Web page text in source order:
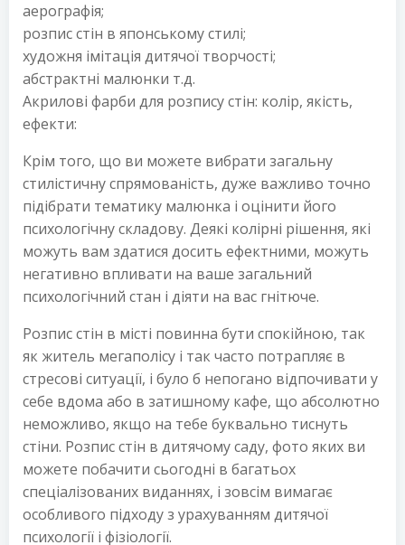
аерографія;
розпис стін в японському стилі;
художня імітація дитячої творчості;
абстрактні малюнки т.д.
Акрилові фарби для розпису стін: колір, якість,
ефекти:
Крім того, що ви можете вибрати загальну
стилістичну спрямованість, дуже важливо точно
підібрати тематику малюнка і оцінити його
психологічну складову. Деякі колірні рішення, які
можуть вам здатися досить ефектними, можуть
негативно впливати на ваше загальний
психологічний стан і діяти на вас гнітюче.
Розпис стін в місті повинна бути спокійною, так
як житель мегаполісу і так часто потрапляє в
стресові ситуації, і було б непогано відпочивати у
себе вдома або в затишному кафе, що абсолютно
неможливо, якщо на тебе буквально тиснуть
стіни. Розпис стін в дитячому саду, фото яких ви
можете побачити сьогодні в багатьох
спеціалізованих виданнях, і зовсім вимагає
особливого підходу з урахуванням дитячої
психології і фізіології.